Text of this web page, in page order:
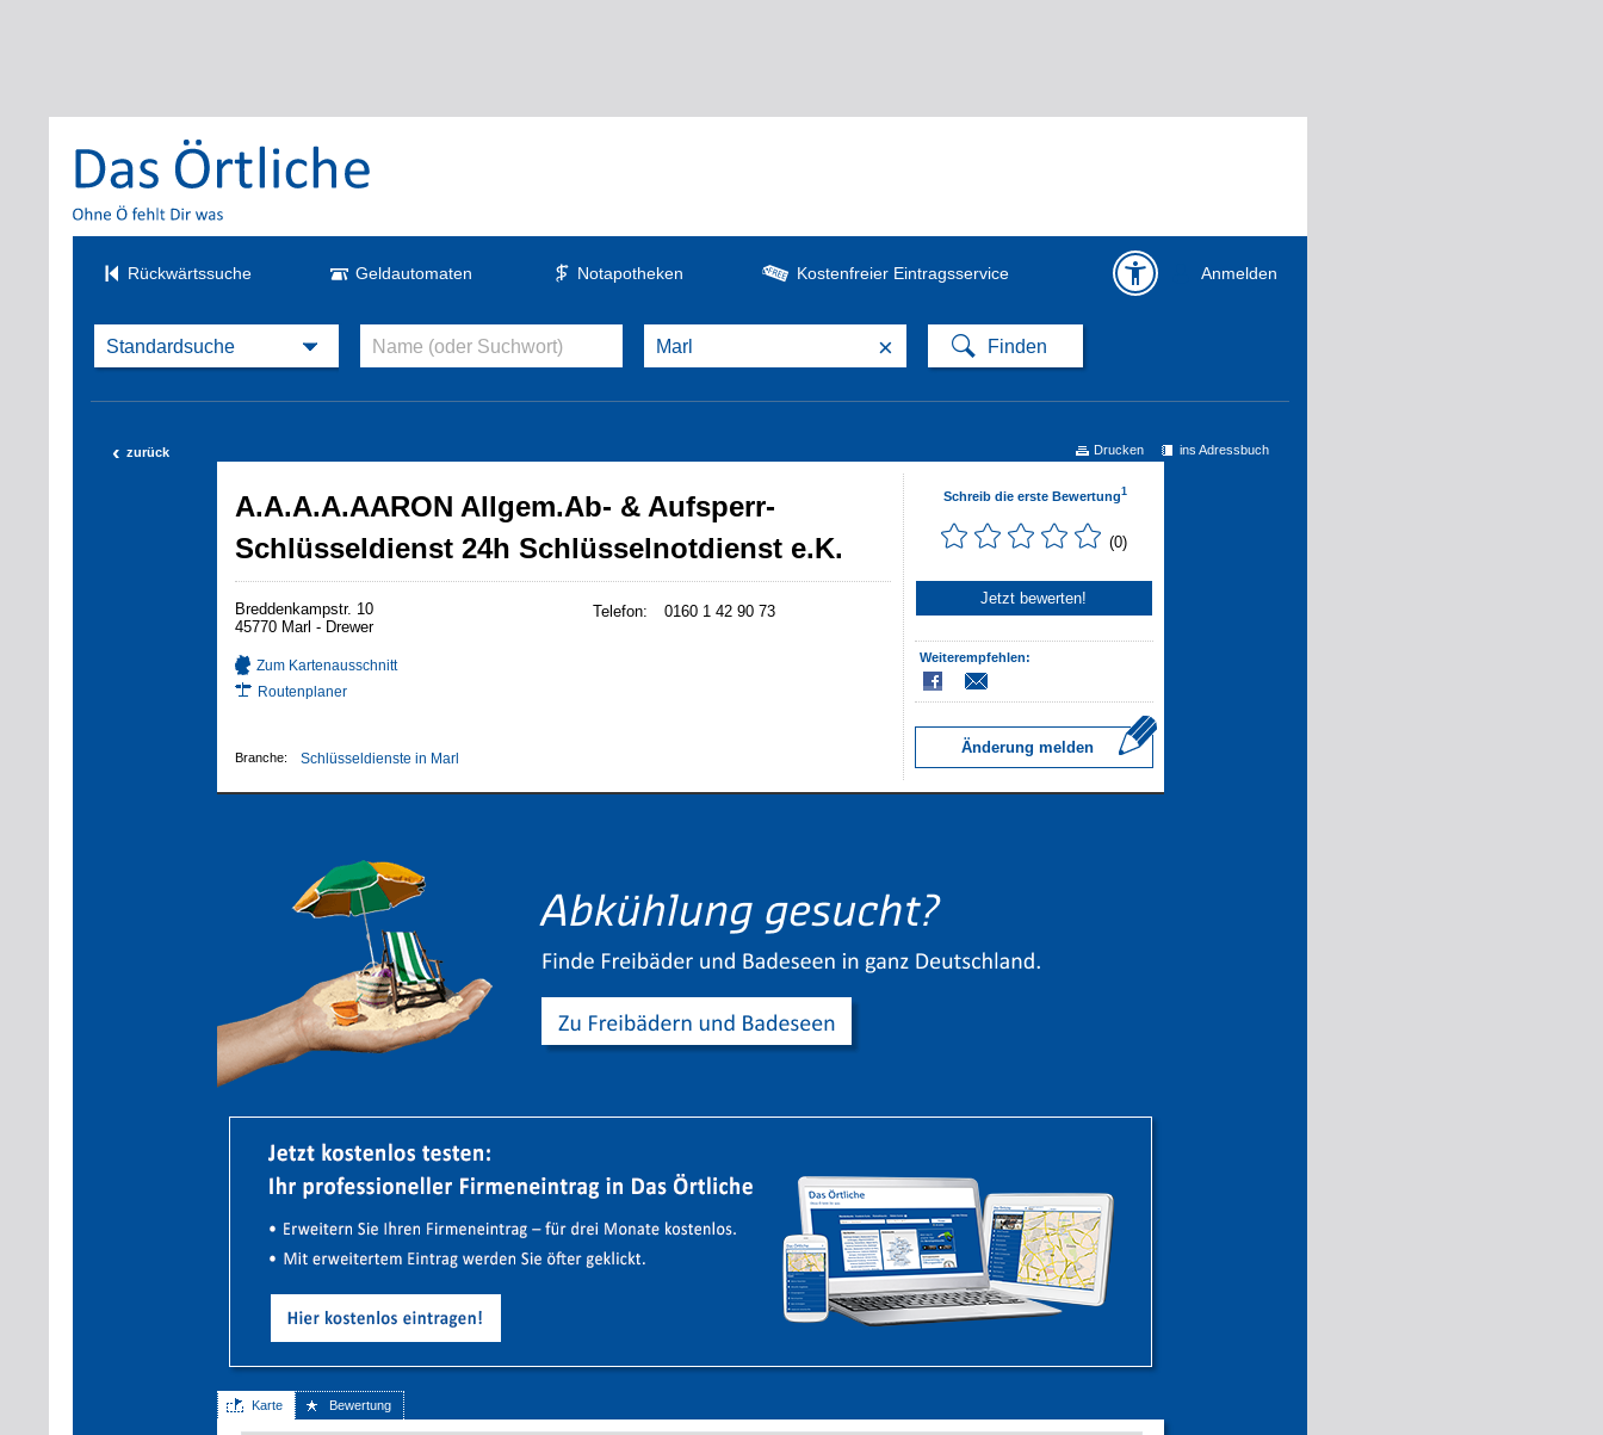
Rückwärtssuche Geldautomaten Notapotheken Kostenfreier Eintragsservice Anmelden
×
ins Adressbuch
Drucken
‹ zurück
A.A.A.A.AARON Allgem.Ab- & Aufsperr-
Schlüsseldienst 24h Schlüsselnotdienst e.K.
Breddenkampstr. 10
45770 Marl - Drewer
Zum Kartenausschnitt
Routenplaner
Telefon: 0160 1 42 90 73
Branche: Schlüsseldienste in Marl
Schreib die erste Bewertung1
(0)
Jetzt bewerten!
Weiterempfehlen:
Änderung melden
Karte Bewertung